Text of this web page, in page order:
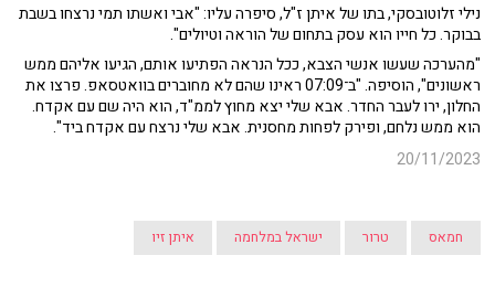
נילי זלוטובסקי, בתו של איתן ז"ל, סיפרה עליו: "אבי ואשתו תמי נרצחו בשבת
בבוקר. כל חייו הוא עסק בתחום של הוראה וטיולים".
"מהערכה שעשו אנשי הצבא, ככל הנראה הפתיעו אותם, הגיעו אליהם ממש
ראשונים", הוסיפה. "ב־07:09 ראינו שהם לא מחוברים בוואטסאפ. פרצו את
החלון, ירו לעבר החדר. אבא שלי יצא מחוץ לממ"ד, הוא היה שם עם אקדח.
הוא ממש נלחם, ופירק לפחות מחסנית. אבא שלי נרצח עם אקדח ביד".
20/11/2023
חמאס טרור ישראל במלחמה איתן זיו